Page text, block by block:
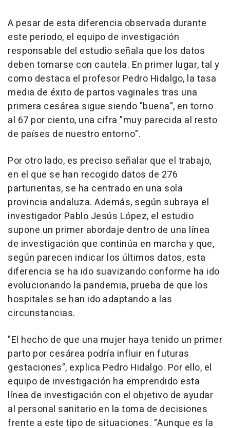
A pesar de esta diferencia observada durante
este periodo, el equipo de investigación
responsable del estudio señala que los datos
deben tomarse con cautela. En primer lugar, tal y
como destaca el profesor Pedro Hidalgo, la tasa
media de éxito de partos vaginales tras una
primera cesárea sigue siendo "buena", en torno
al 67 por ciento, una cifra "muy parecida al resto
de países de nuestro entorno".
Por otro lado, es preciso señalar que el trabajo,
en el que se han recogido datos de 276
parturientas, se ha centrado en una sola
provincia andaluza. Además, según subraya el
investigador Pablo Jesús López, el estudio
supone un primer abordaje dentro de una línea
de investigación que continúa en marcha y que,
según parecen indicar los últimos datos, esta
diferencia se ha ido suavizando conforme ha ido
evolucionando la pandemia, prueba de que los
hospitales se han ido adaptando a las
circunstancias.
"El hecho de que una mujer haya tenido un primer
parto por cesárea podría influir en futuras
gestaciones", explica Pedro Hidalgo. Por ello, el
equipo de investigación ha emprendido esta
línea de investigación con el objetivo de ayudar
al personal sanitario en la toma de decisiones
frente a este tipo de situaciones. "Aunque es la